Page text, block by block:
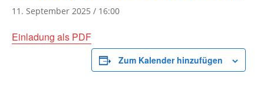
11. September 2025 / 16:00
Einladung als PDF
Zum Kalender hinzufügen